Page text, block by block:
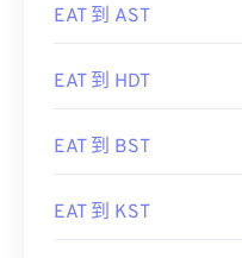
EAT 到 AST
EAT 到 HDT
EAT 到 BST
EAT 到 KST